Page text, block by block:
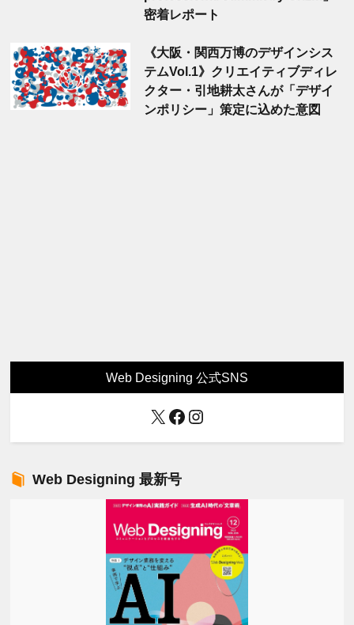
密着レポート
《大阪・関西万博のデザインシス
テムVol.1》クリエイティブディレ
クター・引地耕太さんが「デザイ
ンポリシー」策定に込めた意図
Web Designing 公式SNS
X Facebook
Instagram
Web Designing 最新号